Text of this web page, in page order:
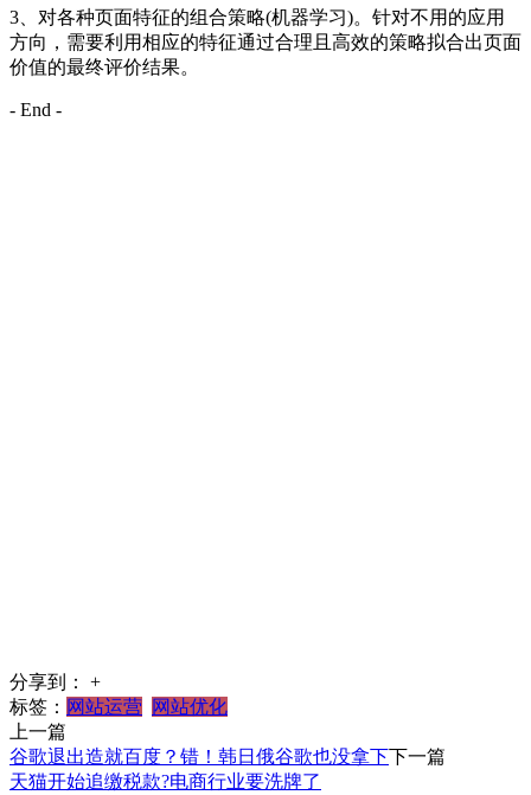
3、对各种页面特征的组合策略(机器学习)。针对不用的应用
方向，需要利用相应的特征通过合理且高效的策略拟合出页面
价值的最终评价结果。
- End -
分享到：
+
标签： 网站运营 网站优化
上一篇
谷歌退出造就百度？错！韩日俄谷歌也没拿下下一篇
天猫开始追缴税款?电商行业要洗牌了